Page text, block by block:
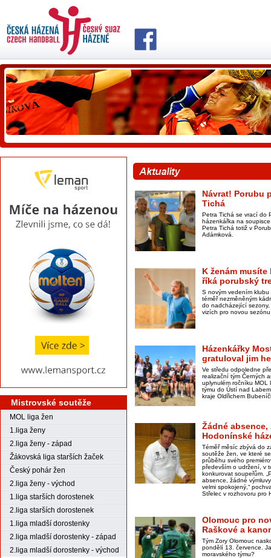
Mistrovské soutěže
MOL liga žen
1.liga ženy
2.liga ženy - západ
Žákovská liga starších žaček
Český pohár žen
2.liga ženy - východ
1.liga starších dorostenek
2.liga starších dorostenek
1.liga mladší dorostenky
2.liga mladší dorostenky - západ
2.liga mladší dorostenky - východ
Návrat! Porubu
Tichá
Petra Tichá se vrací do
házenkářka na
Petra Tichá totiž v
Adámková.
K ženám
říká porubský
S novým vedením
téměř nezměněným
do nadcházející
vizích pro novou
Házenkářky
gratuloval jim
Ve středu odpoledne
realizační tým Černých
uplynulém ročníku MOL
týmu do Ústí nad
kraje Oldřichem
Žádné absence,
Hodonínské
Téměř měsíc zbývá do
soutěže žen, ve které
průběhu svého
především o udržení, v
konkurovat soupeřům.
absence, žádné
velmi spokojený,“
Střelec v rozhovoru pro
Olomouc pro
Raškové a
Tým Zory Olomouc
pondělí 13. července.
moravského týmu?